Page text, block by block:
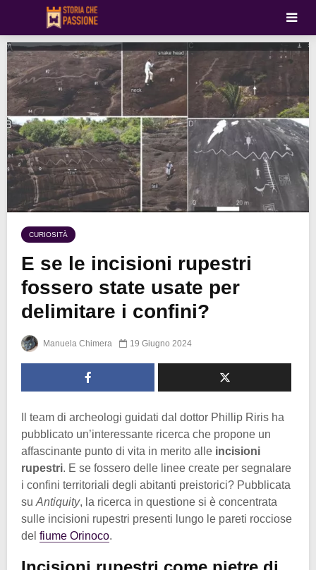
CURIOSITÀ
E se le incisioni rupestri
fossero state usate per
delimitare i confini?
Manuela Chimera 19 Giugno 2024
Il team di archeologi guidati dal dottor Phillip Riris ha
pubblicato un’interessante ricerca che propone un
affascinante punto di vita in merito alle incisioni
rupestri. E se fossero delle linee create per segnalare
i confini territoriali degli abitanti preistorici? Pubblicata
su Antiquity, la ricerca in questione si è concentrata
sulle incisioni rupestri presenti lungo le pareti rocciose
del fiume Orinoco.